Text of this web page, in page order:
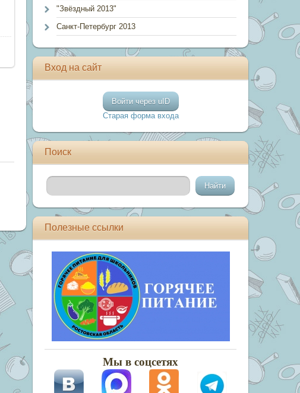
"Звёздный 2013"
Санкт-Петербург 2013
Вход на сайт
Войти через uID
Старая форма входа
Поиск
Полезные ссылки
Мы в соцсетях